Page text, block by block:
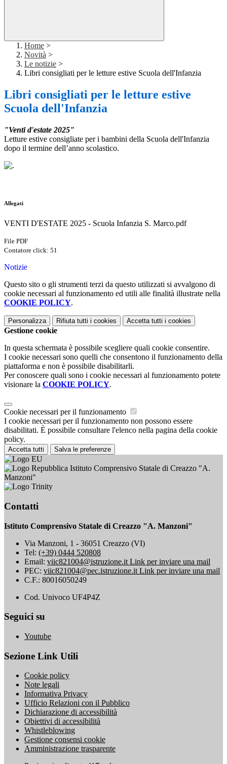
Home >
Novità >
Le notizie >
Libri consigliati per le letture estive Scuola dell'Infanzia
Libri consigliati per le letture estive
Scuola dell'Infanzia
"Venti d'estate 2025"
Letture estive consigliate per i bambini della Scuola dell'Infanzia
dopo il termine dell’anno scolastico.
Allegati
VENTI D'ESTATE 2025 - Scuola Infanzia S. Marco.pdf
File PDF
Contatore click: 51
Notizie
Questo sito o gli strumenti terzi da questo utilizzati si avvalgono di
cookie necessari al funzionamento ed utili alle finalità illustrate nella
COOKIE POLICY.
Personalizza Rifiuta tutti i cookies Accetta tutti i cookies
Gestione cookie
In questa schermata è possibile scegliere quali cookie consentire.
I cookie necessari sono quelli che consentono il funzionamento della
piattaforma e non è possibile disabilitarli.
Per conoscere quali sono i cookie necessari al funzionamento potete
visionare la COOKIE POLICY.
Cookie necessari per il funzionamento
I cookie necessari per il funzionamento non possono essere
disabilitati. È possibile consultare l'elenco nella pagina della cookie
policy.
Accetta tutti Salva le preferenze
Istituto Comprensivo Statale di Creazzo "A.
Manzoni"
Contatti
Istituto Comprensivo Statale di Creazzo "A. Manzoni"
Via Manzoni, 1 - 36051 Creazzo (VI)
Tel: (+39) 0444 520808
Email: viic821004@istruzione.it Link per inviare una mail
PEC: viic821004@pec.istruzione.it Link per inviare una mail
C.F.: 80016050249
Cod. Univoco UF4P4Z
Seguici su
Youtube
Sezione Link Utili
Cookie policy
Note legali
Informativa Privacy
Ufficio Relazioni con il Pubblico
Dichiarazione di accessibilità
Obiettivi di accessibilità
Whistleblowing
Gestione consensi cookie
Amministrazione trasparente